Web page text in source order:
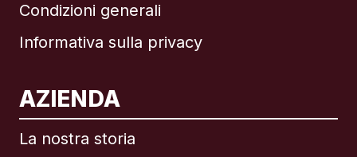
Condizioni generali
Informativa sulla privacy
AZIENDA
La nostra storia